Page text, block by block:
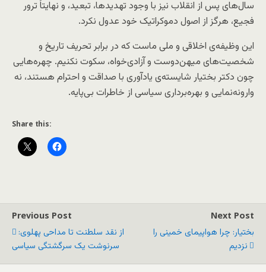
سال‌های پس از انقلاب نیز با وجود تهدیدها، تبعید، و نهایتاً ترور
فجیع، هرگز از اصول دموکراتیک خود عدول نکرد.
این وظیفه‌ی اخلاقی و ملی ماست که در برابر تحریف تاریخ و
شخصیت‌های میهن‌دوست و آزادی‌خواه، سکوت نکنیم. چهره‌هایی
چون دکتر بختیار شایسته‌ی یادآوری با صداقت و احترام هستند، نه
وارونه‌نمایی و بهره‌برداری سیاسی از خاطرات بی‌پایه.
Share this:
Previous Post
از نقد سلطنت تا مداحی پهلوی:
سرنوشت یک سرگشتگی سیاسی
Next Post
بختیار: چرا هواپیمای خمینی را
نزدیم